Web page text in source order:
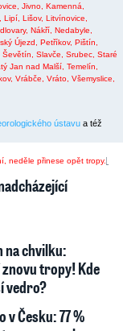
Jivno, Kamenná,
Lipí, Lišov, Litvínovice,
Nákří, Nedabyle,
Újezd, Petříkov, Pištín,
Ševětín, Slavče, Srubec, Staré
Jan nad Malší, Temelín,
Vrábče, Vráto, Všemyslice,
ústavu a též
2 1
na chvilku:
tropy! Kde
vedro?
v Česku: 77 %